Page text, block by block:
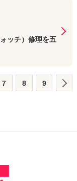
ッチ）修理を五
7 8 9